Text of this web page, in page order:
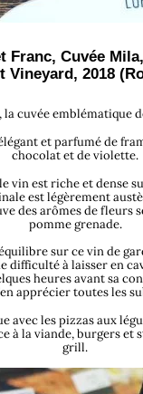
Franc, Cuvée
Vineyard, 2018
la cuvée emblématique
et parfumé de
chocolat et de violette.
vin est riche et dense
est légèrement
des arômes de fleurs
pomme grenade.
sur ce vin de
difficulté à laisser en
heures avant sa
apprécier toutes les
avec les pizzas aux
à la viande, burgers et
grill.